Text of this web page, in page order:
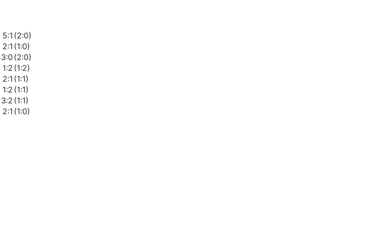
5:1 (2:0)
2:1 (1:0)
3:0 (2:0)
1:2 (1:2)
2:1 (1:1)
1:2 (1:1)
3:2 (1:1)
2:1 (1:0)